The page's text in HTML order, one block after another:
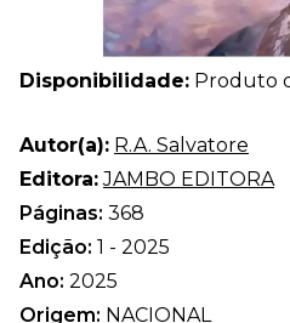
Disponibilidade: Produto
Autor(a): R.A. Salvatore
Editora: JAMBO EDITORA
Páginas: 368
Edição: 1 - 2025
Ano: 2025
Origem: NACIONAL